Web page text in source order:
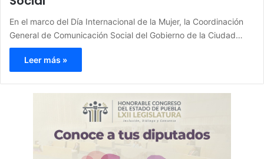
En el marco del Día Internacional de la Mujer, la Coordinación
General de Comunicación Social del Gobierno de la Ciudad…
Leer más »